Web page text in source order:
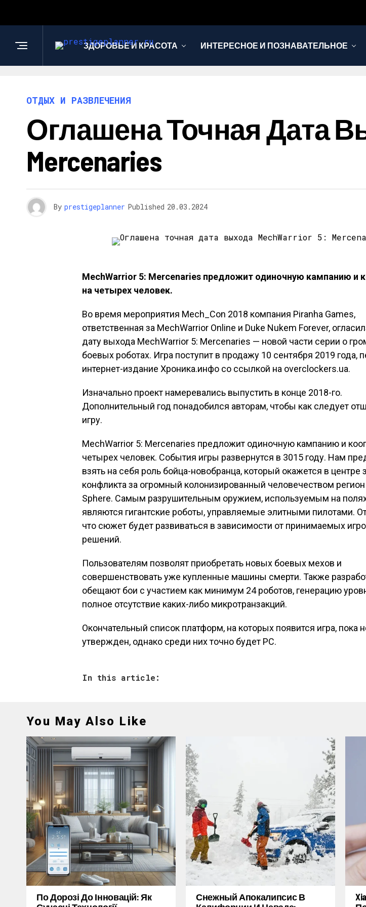
ЗДОРОВЬЕ И КРАСОТА ИНТЕРЕСНОЕ И ПОЗНАВАТЕЛЬНОЕ
ОТДЫХ И РАЗВЛЕЧЕНИЯ
Оглашена Точная Дата
Mercenaries
By prestigeplanner Published 20.03.2024
MechWarrior 5: Mercenaries предложит одиночную кампанию и
на четырех человек.
Во время мероприятия Mech_Con 2018 компания Piranha Games,
ответственная за MechWarrior Online и Duke Nukem Forever,
дату выхода MechWarrior 5: Mercenaries — новой части серии о
боевых роботах. Игра поступит в продажу 10 сентября 2019 года,
интернет-издание Хроника.инфо со ссылкой на overclockers.ua.
Изначально проект намеревались выпустить в конце 2018-го.
Дополнительный год понадобился авторам, чтобы как следует
игру.
MechWarrior 5: Mercenaries предложит одиночную кампанию и
четырех человек. События игры развернутся в 3015 году. Нам
взять на себя роль бойца-новобранца, который окажется в центре
конфликта за огромный колонизированный человечеством
Sphere. Самым разрушительным оружием, используемым на
являются гигантские роботы, управляемые элитными пилотами.
что сюжет будет развиваться в зависимости от принимаемых
решений.
Пользователям позволят приобретать новых боевых мехов и
совершенствовать уже купленные машины смерти. Также
обещают бои с участием как минимум 24 роботов, генерацию
полное отсутствие каких-либо микротранзакций.
Окончательный список платформ, на которых появится игра, пока
утвержден, однако среди них точно будет PC.
In this article:
You May Also Like
По Дорозі До Інновацій: Як
Снежный Апокалипсис В